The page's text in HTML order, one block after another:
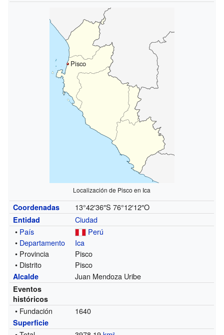
Pisco
Localización de Pisco en Ica
Coordenadas 13°42′36″S 76°12′12″O
Entidad
Ciudad
• País
Perú
• Departamento
Ica
• Provincia
Pisco
• Distrito
Pisco
Alcalde Juan Mendoza Uribe
Eventos
históricos
• Fundación 1640
Superficie